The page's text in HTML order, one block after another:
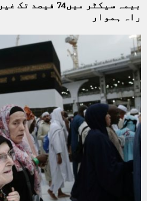
بیمہ سیکٹر
راہ ہموار